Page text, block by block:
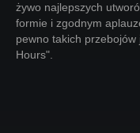
żywo najlepszych
formie i zgodnym
pewno takich
Hours".